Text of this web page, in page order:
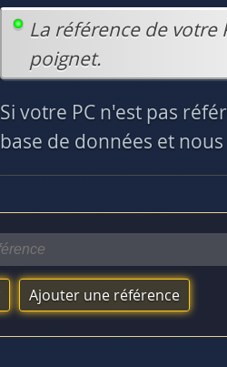
La référence de votre
poignet.
Si votre PC n'est pas
base de données et
Ajouter une référence